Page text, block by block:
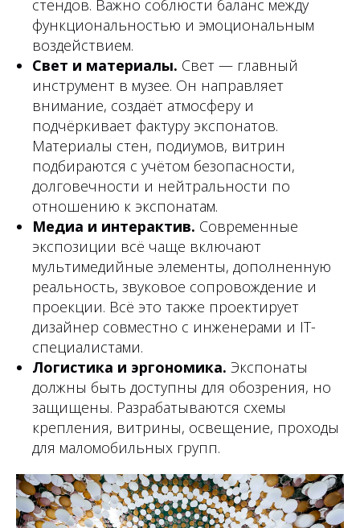
стендов. Важно соблюсти баланс между
функциональностью и эмоциональным
воздействием.
Свет и материалы. Свет — главный
инструмент в музее. Он направляет
внимание, создаёт атмосферу и
подчёркивает фактуру экспонатов.
Материалы стен, подиумов, витрин
подбираются с учётом безопасности,
долговечности и нейтральности по
отношению к экспонатам.
Медиа и интерактив. Современные
экспозиции всё чаще включают
мультимедийные элементы, дополненную
реальность, звуковое сопровождение и
проекции. Всё это также проектирует
дизайнер совместно с инженерами и IT-
специалистами.
Логистика и эргономика. Экспонаты
должны быть доступны для обозрения, но
защищены. Разрабатываются схемы
крепления, витрины, освещение, проходы
для маломобильных групп.